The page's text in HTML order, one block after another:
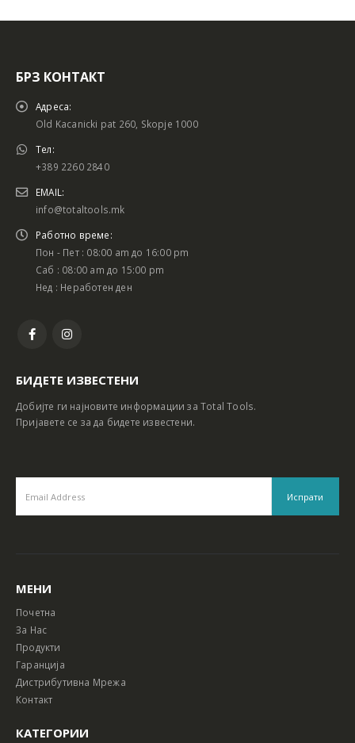
БРЗ КОНТАКТ
Адреса:
Old Kacanicki pat 260, Skopje 1000
Тел:
+389 2260 2840
EMAIL:
info@totaltools.mk
Работно време:
Пон - Пет : 08:00 am до 16:00 pm
Саб : 08:00 am до 15:00 pm
Нед : Неработен ден
БИДЕТЕ ИЗВЕСТЕНИ
Добијте ги најновите информации за Total Tools.
Пријавете се за да бидете известени.
МЕНИ
Почетна
За Нас
Продукти
Гаранција
Дистрибутивна Мрежа
Контакт
КАТЕГОРИИ